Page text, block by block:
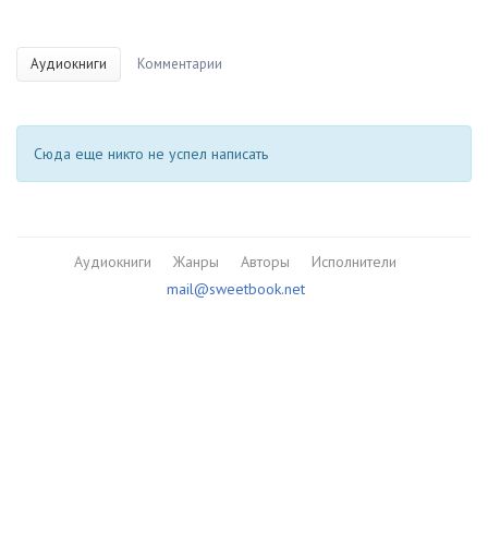
Аудиокниги Комментарии
Сюда еще никто не успел написать
Аудиокниги Жанры Авторы
Исполнители
mail@sweetbook.net